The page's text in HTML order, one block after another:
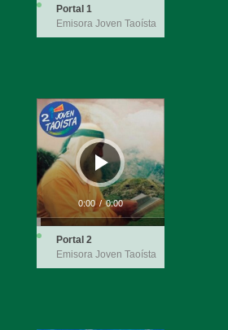
Portal 1
Emisora Joven Taoísta
Reproductor
de
audio
0:00 / 0:00
Portal 2
Emisora Joven Taoísta